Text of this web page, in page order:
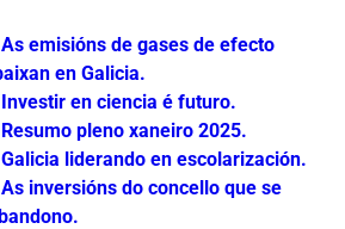
As emisións de gases de efecto
en Galicia.
Investir en ciencia é futuro.
Resumo pleno xaneiro 2025.
Galicia liderando en escolarización.
As inversións do concello que se